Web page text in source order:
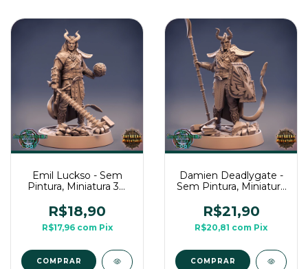
Emil Luckso - Sem
Pintura, Miniatura 3D
Mesa
R$18,90
R$17,96 com Pix
COMPRAR
Damien Deadlygate -
Sem Pintura, Miniatura
Mesa
R$21,90
R$20,81 com Pix
COMPRAR